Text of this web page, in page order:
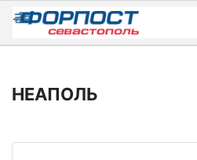
Skip
content
НЕАПОЛЬ